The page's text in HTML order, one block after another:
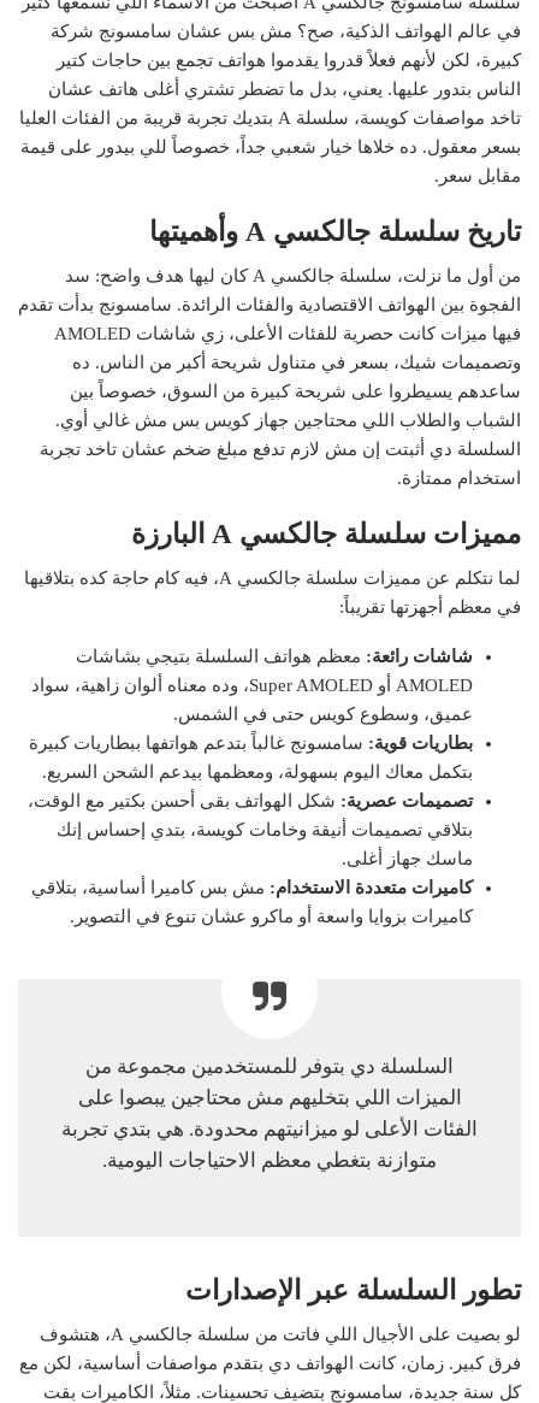
في عالم الهواتف الذكية، صح؟ مش بس عشان سامسونج شركة
كبيرة، لكن لأنهم فعلاً قدروا يقدموا هواتف تجمع بين حاجات كتير
الناس بتدور عليها. يعني، بدل ما تضطر تشتري أغلى هاتف عشان
تاخد مواصفات كويسة، سلسلة A بتديك تجربة قريبة من الفئات العليا
بسعر معقول. ده خلاها خيار شعبي جداً، خصوصاً للي بيدور على قيمة
مقابل سعر.
تاريخ سلسلة جالكسي A وأهميتها
من أول ما نزلت، سلسلة جالكسي A كان ليها هدف واضح: سد
الفجوة بين الهواتف الاقتصادية والفئات الرائدة. سامسونج بدأت تقدم
فيها ميزات كانت حصرية للفئات الأعلى، زي شاشات AMOLED
وتصميمات شيك، بسعر في متناول شريحة أكبر من الناس. ده
ساعدهم يسيطروا على شريحة كبيرة من السوق، خصوصاً بين
الشباب والطلاب اللي محتاجين جهاز كويس بس مش غالي أوي.
السلسلة دي أثبتت إن مش لازم تدفع مبلغ ضخم عشان تاخد تجربة
استخدام ممتازة.
مميزات سلسلة جالكسي A البارزة
لما نتكلم عن مميزات سلسلة جالكسي A، فيه كام حاجة كده بتلاقيها
في معظم أجهزتها تقريباً:
شاشات رائعة: معظم هواتف السلسلة بتيجي بشاشات
AMOLED أو Super AMOLED، وده معناه ألوان زاهية، سواد
عميق، وسطوع كويس حتى في الشمس.
بطاريات قوية: سامسونج غالباً بتدعم هواتفها ببطاريات كبيرة
بتكمل معاك اليوم بسهولة، ومعظمها بيدعم الشحن السريع.
تصميمات عصرية: شكل الهواتف بقى أحسن بكتير مع الوقت،
بتلاقي تصميمات أنيقة وخامات كويسة، بتدي إحساس إنك
ماسك جهاز أغلى.
كاميرات متعددة الاستخدام: مش بس كاميرا أساسية، بتلاقي
كاميرات بزوايا واسعة أو ماكرو عشان تنوع في التصوير.
السلسلة دي بتوفر للمستخدمين مجموعة من
الميزات اللي بتخليهم مش محتاجين يبصوا على
الفئات الأعلى لو ميزانيتهم محدودة. هي بتدي تجربة
متوازنة بتغطي معظم الاحتياجات اليومية.
تطور السلسلة عبر الإصدارات
لو بصيت على الأجيال اللي فاتت من سلسلة جالكسي A، هتشوف
فرق كبير. زمان، كانت الهواتف دي بتقدم مواصفات أساسية، لكن مع
كل سنة جديدة، سامسونج بتضيف تحسينات. مثلاً، الكاميرات بقت